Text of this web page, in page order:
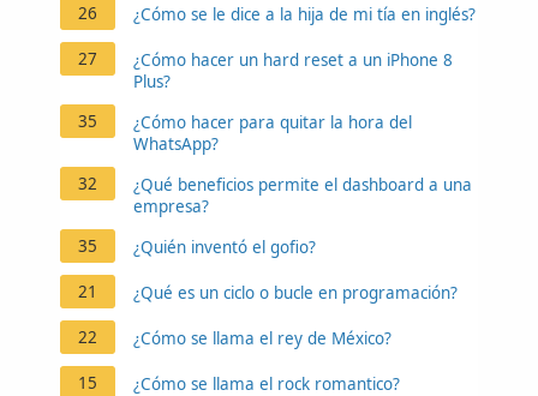
26
¿Cómo se le dice a la hija de mi tía en inglés?
27
¿Cómo hacer un hard reset a un iPhone 8
Plus?
35
¿Cómo hacer para quitar la hora del
WhatsApp?
32
¿Qué beneficios permite el dashboard a una
empresa?
35
¿Quién inventó el gofio?
21 ¿Qué es un ciclo o bucle en programación?
22 ¿Cómo se llama el rey de México?
15 ¿Cómo se llama el rock romantico?